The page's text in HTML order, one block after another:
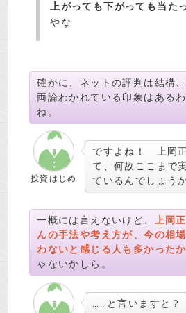
上がっても下がっても当た
やな
確かに、ネットの評判は結構
両論わかれている印象はあるわ
ね。
投資はじめ
ですよね！ 上岡
て、何故ここまで
ているんでしょう
一概には言えないけど、 上岡
んの手法や考え方が、今の相
わないと感じる人も多かった
ゃないかしら。
……と言いますと？